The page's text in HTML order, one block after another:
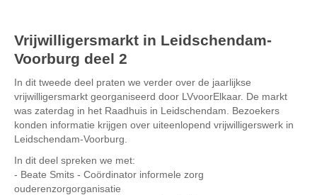
Vrijwilligersmarkt in Leidschendam-
Voorburg deel 2
In dit tweede deel praten we verder over de jaarlijkse
vrijwilligersmarkt georganiseerd door LVvoorElkaar. De markt
was zaterdag in het Raadhuis in Leidschendam. Bezoekers
konden informatie krijgen over uiteenlopend vrijwilligerswerk in
Leidschendam-Voorburg.
In dit deel spreken we met:
- Beate Smits - Coördinator informele zorg
ouderenzorgorganisatie